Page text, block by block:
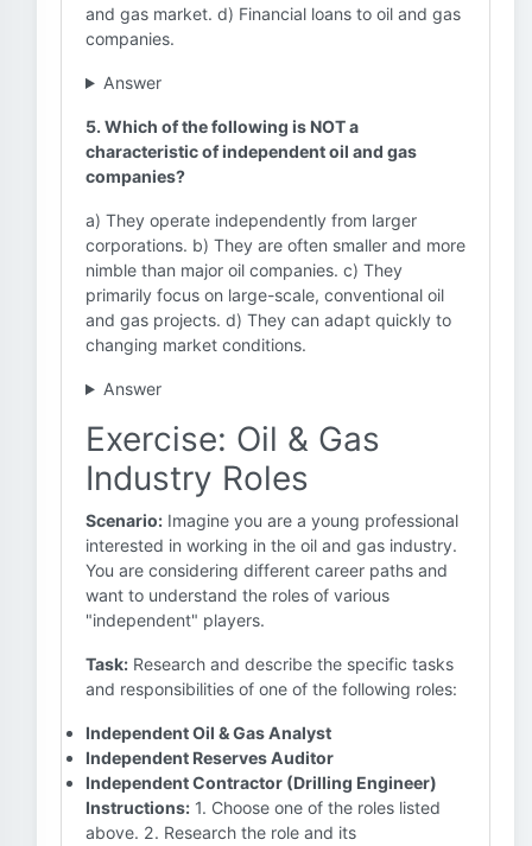
and gas market. d) Financial loans to oil and gas
companies.
Answer
5. Which of the following is NOT a
characteristic of independent oil and gas
companies?
a) They operate independently from larger
corporations. b) They are often smaller and more
nimble than major oil companies. c) They
primarily focus on large-scale, conventional oil
and gas projects. d) They can adapt quickly to
changing market conditions.
Answer
Exercise: Oil & Gas
Industry Roles
Scenario: Imagine you are a young professional
interested in working in the oil and gas industry.
You are considering different career paths and
want to understand the roles of various
"independent" players.
Task: Research and describe the specific tasks
and responsibilities of one of the following roles:
Independent Oil & Gas Analyst
Independent Reserves Auditor
Independent Contractor (Drilling Engineer)
Instructions: 1. Choose one of the roles listed
above. 2. Research the role and its